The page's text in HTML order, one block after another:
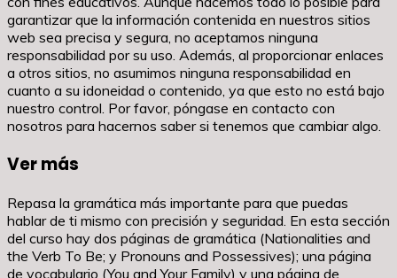
garantizar que la información contenida en nuestros sitios
web sea precisa y segura, no aceptamos ninguna
responsabilidad por su uso. Además, al proporcionar enlaces
a otros sitios, no asumimos ninguna responsabilidad en
cuanto a su idoneidad o contenido, ya que esto no está bajo
nuestro control. Por favor, póngase en contacto con
nosotros para hacernos saber si tenemos que cambiar algo.
Ver más
Repasa la gramática más importante para que puedas
hablar de ti mismo con precisión y seguridad. En esta sección
del curso hay dos páginas de gramática (Nationalities and
the Verb To Be; y Pronouns and Possessives); una página
de vocabulario (You and Your Family) y una página de